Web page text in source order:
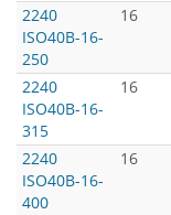
2240
ISO40B-16-
250
16
2240
ISO40B-16-
315
16
2240
ISO40B-16-
400
16